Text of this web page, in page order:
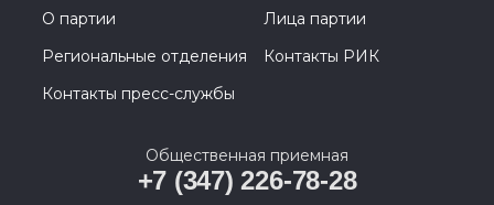
О партии
Лица партии
Региональные отделения
Контакты РИК
Контакты пресс-службы
Общественная приемная
+7 (347) 226-78-28